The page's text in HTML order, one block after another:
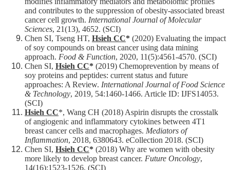
and contributes to the suppression of obesity-associated breast
cancer cell growth. International Journal of Molecular
Sciences, 21(13), 4652. (SCI)
Chen SI, Tseng HT, Hsieh CC* (2020) Evaluating the impact
of soy compounds on breast cancer using data mining
approach. Food & Function, 2020, 11(5):4561-4570. (SCI)
Chen SI, Hsieh CC* (2019) Chemoprevention by means of
soy proteins and peptides: current status and future
approaches: A Review. International Journal of Food Science
& Technology, 2019, 54:1460-1466. Article ID: IJFS14053.
(SCI)
Hsieh CC*, Wang CH (2018) Aspirin disrupts the crosstalk
of angiogenic and inflammatory cytokines between 4T1
breast cancer cells and macrophages. Mediators of
Inflammation, 2018, 6380643. eCollection 2018. (SCI)
Chen SI, Hsieh CC* (2018) Why are women with obesity
more likely to develop breast cancer. Future Oncology,
14(16):1523-1526. (SCI)